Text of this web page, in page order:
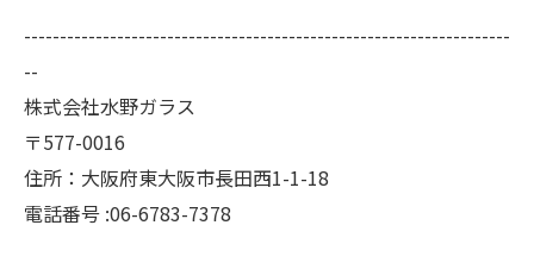
--------------------------------------------------------------------
--
株式会社水野ガラス
〒577-0016
住所：大阪府東大阪市長田西1-1-18
電話番号 :06-6783-7378